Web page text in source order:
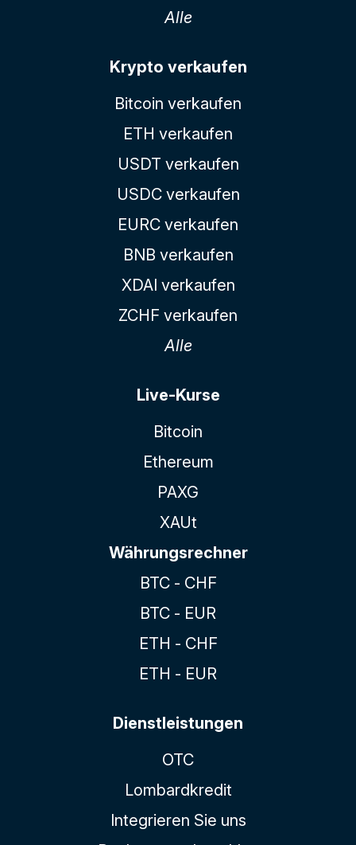
Alle
Krypto verkaufen
Bitcoin verkaufen
ETH verkaufen
USDT verkaufen
USDC verkaufen
EURC verkaufen
BNB verkaufen
XDAI verkaufen
ZCHF verkaufen
Alle
Live-Kurse
Bitcoin
Ethereum
PAXG
XAUt
Währungsrechner
BTC - CHF
BTC - EUR
ETH - CHF
ETH - EUR
Dienstleistungen
OTC
Lombardkredit
Integrieren Sie uns